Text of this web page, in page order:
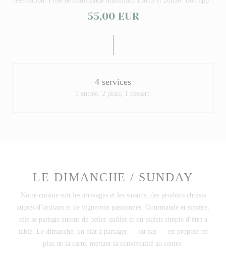
55,00 EUR
4 services
1 entrée, 2 plats, 1 dessert.
LE DIMANCHE / SUNDAY
Notre cuisine suit les arrivages et les saisons, des produits choisis
auprès d’artisans et de vignerons passionnés. Gourmande et sincère,
elle se partage autour de belles quilles et du plaisir simple d’être à
table. Le dimanche, un plat à partager — ou pas — est proposé en
plus de la carte, mettant la convivialité au centre.